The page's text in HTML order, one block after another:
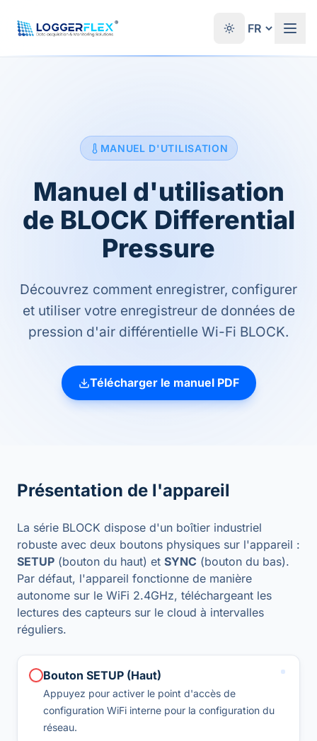
®
MANUEL D'UTILISATION
Manuel d'utilisation
de BLOCK Differential
Pressure
Découvrez comment enregistrer, configurer
et utiliser votre enregistreur de données de
pression d'air différentielle Wi-Fi BLOCK.
Télécharger le manuel PDF
Présentation de l'appareil
La série BLOCK dispose d'un boîtier industriel
robuste avec deux boutons physiques sur l'appareil :
SETUP (bouton du haut) et SYNC (bouton du bas).
Par défaut, l'appareil fonctionne de manière
autonome sur le WiFi 2.4GHz, téléchargeant les
lectures des capteurs sur le cloud à intervalles
réguliers.
Bouton SETUP (Haut)
Appuyez pour activer le point d'accès de
configuration WiFi interne pour la configuration du
réseau.